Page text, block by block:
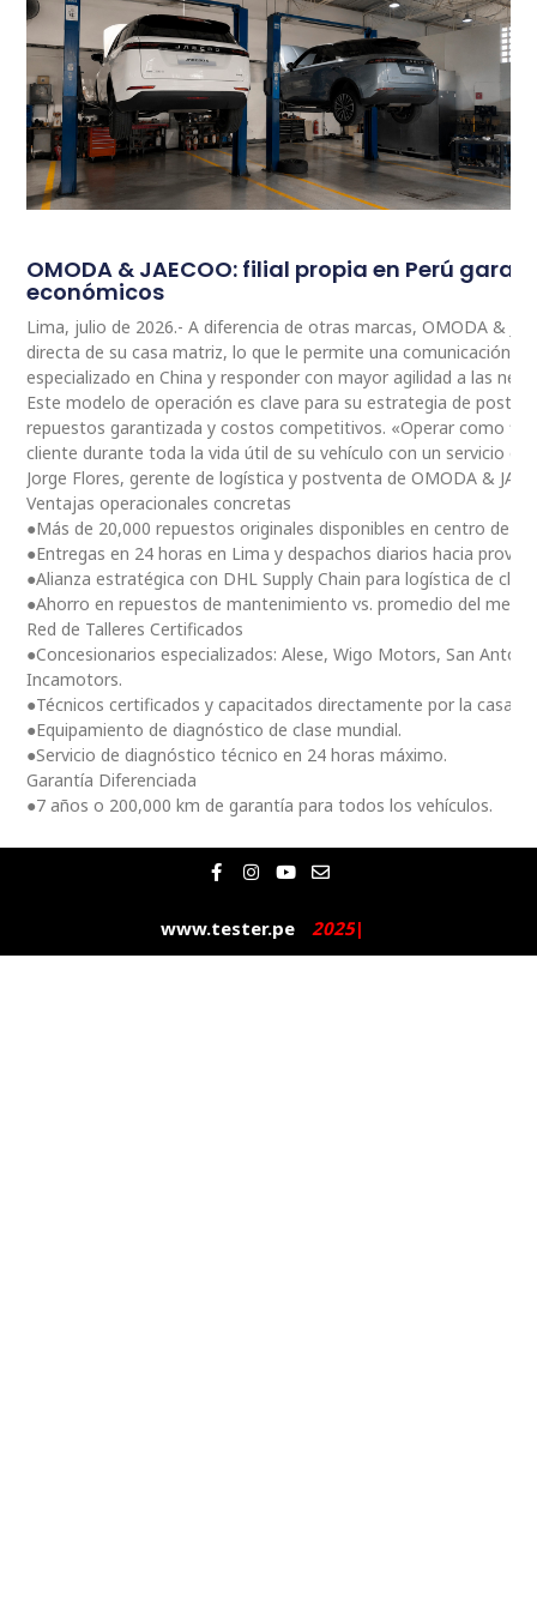
OMODA & JAECOO: filial propia en Perú
económicos
Lima, julio de 2026.- A diferencia de otras marcas, OMODA &
directa de su casa matriz, lo que le permite una comunicación
especializado en China y responder con mayor agilidad a las
Este modelo de operación es clave para su estrategia de
repuestos garantizada y costos competitivos. «Operar como
cliente durante toda la vida útil de su vehículo con un servicio
Jorge Flores, gerente de logística y postventa de OMODA &
Ventajas operacionales concretas
●Más de 20,000 repuestos originales disponibles en centro de
●Entregas en 24 horas en Lima y despachos diarios hacia
●Alianza estratégica con DHL Supply Chain para logística de
●Ahorro en repuestos de mantenimiento vs. promedio del
Red de Talleres Certificados
●Concesionarios especializados: Alese, Wigo Motors, San
Incamotors.
●Técnicos certificados y capacitados directamente por la casa
●Equipamiento de diagnóstico de clase mundial.
●Servicio de diagnóstico técnico en 24 horas máximo.
Garantía Diferenciada
●7 años o 200,000 km de garantía para todos los vehículos.
F
a
e
b
o
I
n
t
a
g
Y
o
t
u
b
E
n
e
l
o
www.tester.pe 2025|